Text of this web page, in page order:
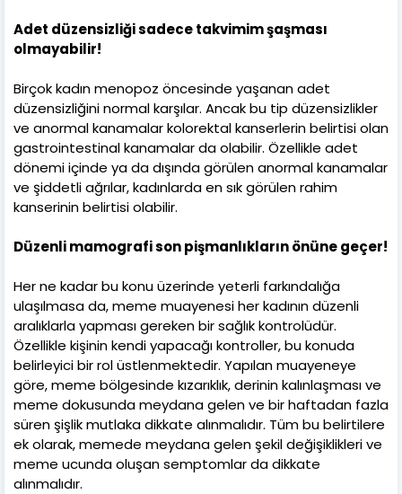
Adet düzensizliği sadece takvimim şaşması
olmayabilir!
Birçok kadın menopoz öncesinde yaşanan adet
düzensizliğini normal karşılar. Ancak bu tip düzensizlikler
ve anormal kanamalar kolorektal kanserlerin belirtisi olan
gastrointestinal kanamalar da olabilir. Özellikle adet
dönemi içinde ya da dışında görülen anormal kanamalar
ve şiddetli ağrılar, kadınlarda en sık görülen rahim
kanserinin belirtisi olabilir.
Düzenli mamografi son pişmanlıkların önüne geçer!
Her ne kadar bu konu üzerinde yeterli farkındalığa
ulaşılmasa da, meme muayenesi her kadının düzenli
aralıklarla yapması gereken bir sağlık kontrolüdür.
Özellikle kişinin kendi yapacağı kontroller, bu konuda
belirleyici bir rol üstlenmektedir. Yapılan muayeneye
göre, meme bölgesinde kızarıklık, derinin kalınlaşması ve
meme dokusunda meydana gelen ve bir haftadan fazla
süren şişlik mutlaka dikkate alınmalıdır. Tüm bu belirtilere
ek olarak, memede meydana gelen şekil değişiklikleri ve
meme ucunda oluşan semptomlar da dikkate
alınmalıdır.